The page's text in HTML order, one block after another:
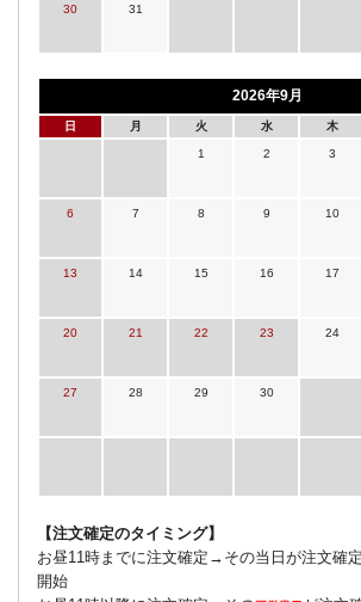
30 31
2026年9月
日 月 火 水 木
1 2 3
6 7 8 9 10
13 14 15 16 17
20 21 22 23 24
27 28 29 30
【注文確定のタイミング】
お昼11時までに注文確定→その当日が注文確
開始